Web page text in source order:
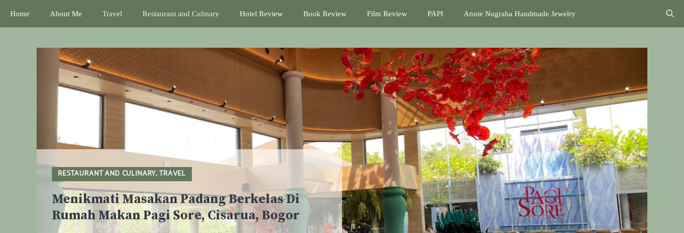
Home About Me Travel Restaurant and Culinary Hotel Review Book Review Film Review PAPI Annie Nugraha Handmade Jewelry
RESTAURANT AND CULINARY,TRAVEL
Menikmati Masakan Padang Berkelas Di
Rumah Makan Pagi Sore, Cisarua, Bogor